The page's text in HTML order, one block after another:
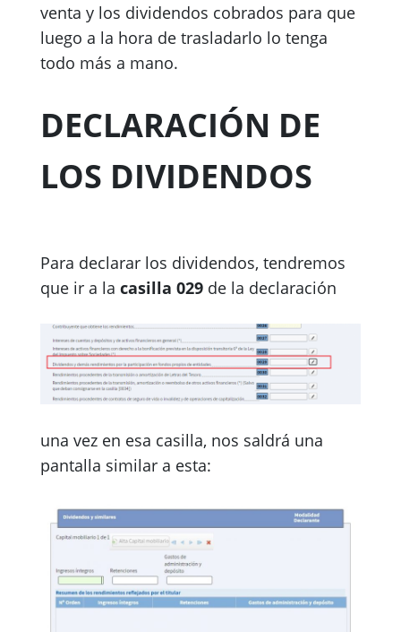
venta y los dividendos cobrados para que
luego a la hora de trasladarlo lo tenga
todo más a mano.
DECLARACIÓN DE
LOS DIVIDENDOS
Para declarar los dividendos, tendremos
que ir a la casilla 029 de la declaración
una vez en esa casilla, nos saldrá una
pantalla similar a esta: